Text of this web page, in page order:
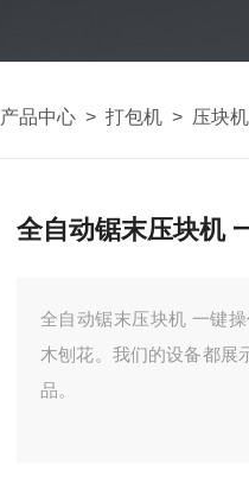
产品中心 > 打包机 > 压块机
全自动锯末压块机
全自动锯末压块机 一键操作 从木屑，椰糠，木屑颗粒到
木刨花。我们的设备都展
品。